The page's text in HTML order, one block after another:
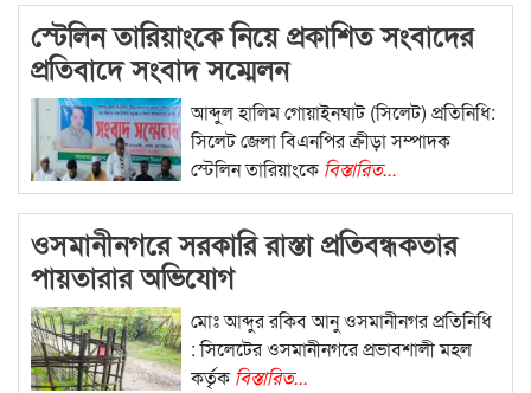
স্টেলিন তারিয়াংকে নিয়ে প্রকাশিত সংবাদের
প্রতিবাদে সংবাদ সম্মেলন
আব্দুল হালিম গোয়াইনঘাট (সিলেট) প্রতিনিধি:
সিলেট জেলা বিএনপির ক্রীড়া সম্পাদক
স্টেলিন তারিয়াংকে বিস্তারিত...
ওসমানীনগরে সরকারি রাস্তা প্রতিবন্ধকতার
পায়তারার অভিযোগ
মোঃ আব্দুর রকিব আনু ওসমানীনগর প্রতিনিধি
: সিলেটের ওসমানীনগরে প্রভাবশালী মহল
কর্তৃক বিস্তারিত...